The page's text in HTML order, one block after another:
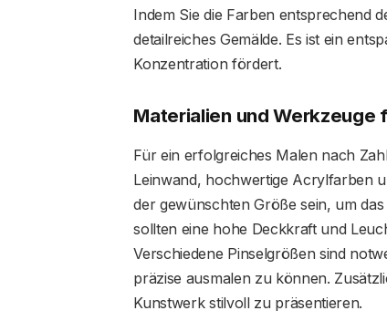
Indem Sie die Farben entsprechend
detailreiches Gemälde. Es ist ein
Konzentration fördert.
Materialien und Werkzeuge
Für ein erfolgreiches Malen nach
Leinwand, hochwertige Acrylfarben
der gewünschten Größe sein, um
sollten eine hohe Deckkraft und
Verschiedene Pinselgrößen sind
präzise ausmalen zu können.
Kunstwerk stilvoll zu präsentieren.